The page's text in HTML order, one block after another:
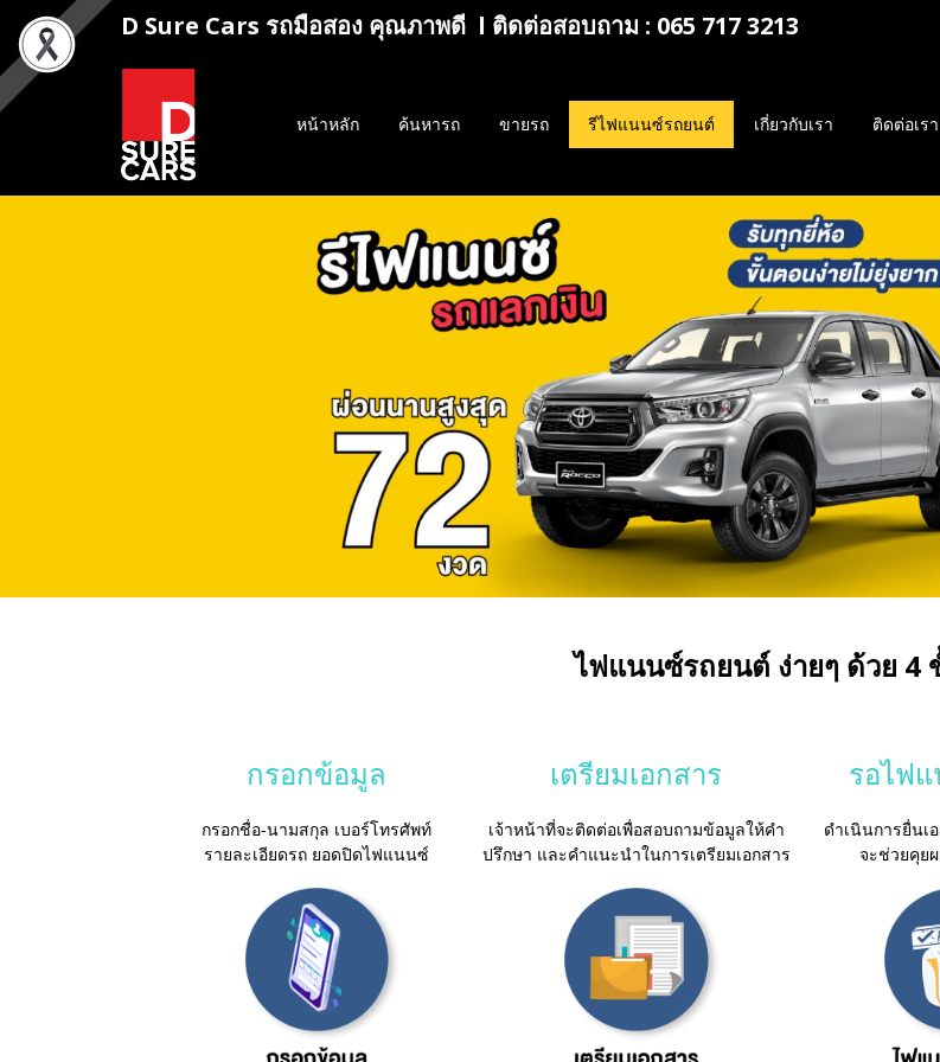
D Sure Cars รถมือสอง คุณภาพดี l ติดต่อสอบถาม : 065 717 3213
หน้าหลัก ค้นหารถ ขายรถ รีไฟแนนซ์รถยนต์ เกี่ยวกับเรา ติดต่อเรา
ไฟแนนซ์รถยนต์ ง่ายๆ ด้วย 4
กรอกข้อมูล เตรียมเอกสาร รอไฟ
กรอกชื่อ-นามสกุล เบอร์โทรศัพท์
รายละเอียดรถ ยอดปิดไฟแนนซ์
เจ้าหน้าที่จะติดต่อเพื่อสอบถามข้อมูลให้คำ
ปรึกษา และคำแนะนำในการเตรียมเอกสาร
ดำเนินการยื่นเ
จะช่วยคุย